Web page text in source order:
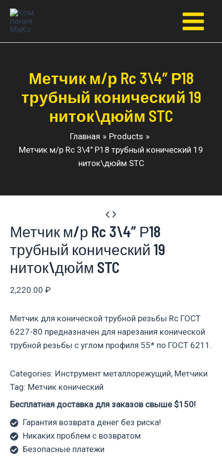
Перейти
содержимому
Main
Метчик м/р Rc 3\4″ Р18
трубный конический 19
ниток\дюйм STC
Главная
Products
Метчик м/р Rc 3\4″ Р18 трубный конический 19
ниток\дюйм STC
Метчик м/р Rc 3\4″ Р18
трубный конический 19
ниток\дюйм STC
2,220.00 ₽
Метчик для конической трубной резьбы Rc ГОСТ
6227-80 предназначен для нарезания конической
трубной резьбы с углом профиля 55* по ГОСТ 6211.
Categories: Инструмент металлорежущий, Метчики
Tag: Метчик конический
Бесплатная доставка для заказов свыше $150!
Гарантия возврата денег без риска!
Никаких проблем с возвратом
Безопасные платежи